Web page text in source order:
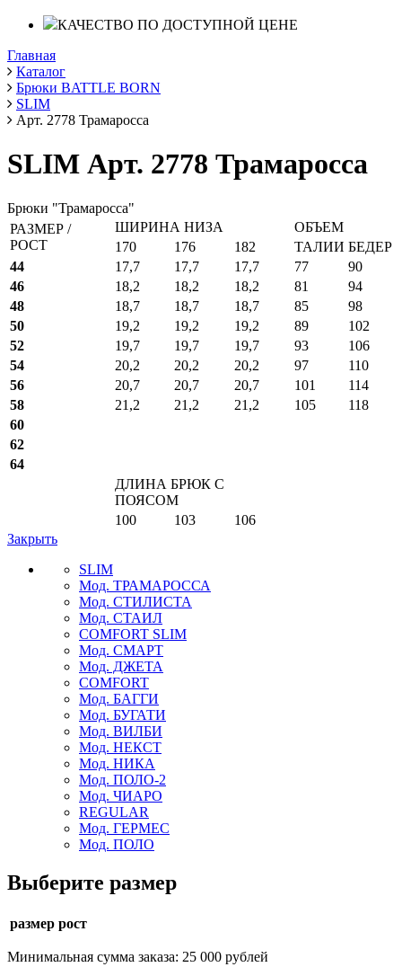
КАЧЕСТВО ПО ДОСТУПНОЙ ЦЕНЕ
Главная
Каталог
Брюки BATTLE BORN
SLIM
Арт. 2778 Трамаросса
SLIM Арт. 2778 Трамаросса
Брюки "Трамаросса"
РАЗМЕР /
РОСТ
ШИРИНА НИЗА
ОБЪЕМ
170
176 182 ТАЛИИ БЕДЕР
44
17,7 17,7 17,7 77
90
46
18,2 18,2 18,2 81
94
48
18,7 18,7 18,7 85
98
50
19,2 19,2 19,2 89
102
52
19,7 19,7 19,7 93
106
54
20,2 20,2 20,2 97
110
56
20,7 20,7 20,7 101
114
58
21,2 21,2 21,2 105
118
60
62
64
ДЛИНА БРЮК С
ПОЯСОМ
100
103
106
Закрыть
SLIM
Мод. ТРАМАРОССА
Мод. СТИЛИСТА
Мод. СТАИЛ
COMFORT SLIM
Мод. СМАРТ
Мод. ДЖЕТА
COMFORT
Мод. БАГГИ
Мод. БУГАТИ
Мод. ВИЛБИ
Мод. НЕКСТ
Мод. НИКА
Мод. ПОЛО-2
Мод. ЧИАРО
REGULAR
Мод. ГЕРМЕС
Мод. ПОЛО
Выберите размер
размер рост
Минимальная сумма заказа: 25 000 рублей